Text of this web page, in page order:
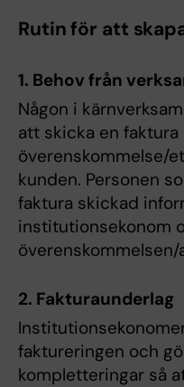
Rutin för att
1. Behov från
Någon i
att skicka en
överenskommelse/
kunden. Personen
faktura skickad
institutionsekonom
överenskommelsen/
2. Fakturaunderlag
faktureringen och
kompletteringar så